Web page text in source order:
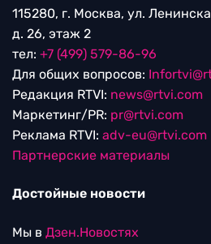
115280, г. Москва, ул.
д. 26, этаж 2
тел: +7 (499) 579-86-96
Для общих вопросов:
Редакция RTVI: news@rtvi.com
Маркетинг/PR: pr@rtvi.com
Реклама RTVI: adv-eu@rtvi.com
Партнерские материалы
Достойные новости
Мы в Дзен.Новостях